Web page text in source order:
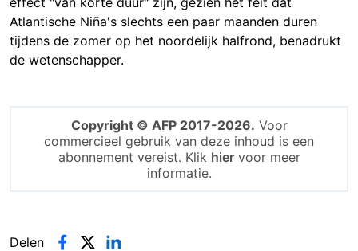
Atlantische Niña's slechts een paar maanden duren
tijdens de zomer op het noordelijk halfrond, benadrukt
de wetenschapper.
Copyright © AFP 2017-2026. Voor
commercieel gebruik van deze inhoud is een
abonnement vereist. Klik hiervoor meer
informatie.
Delen